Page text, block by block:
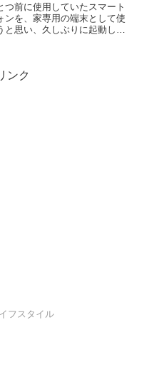
つ前に使用していたスマート
ンを、家専用の端末として使
と思い、久しぶりに起動した
きず。。。。ブラウザを起動
ンク
フスタイル